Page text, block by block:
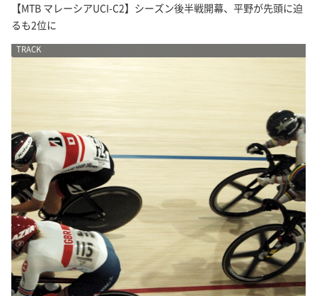
【MTB マレーシアUCI-C2】シーズン後半戦開幕、平野が先頭に迫
るも2位に
TRACK